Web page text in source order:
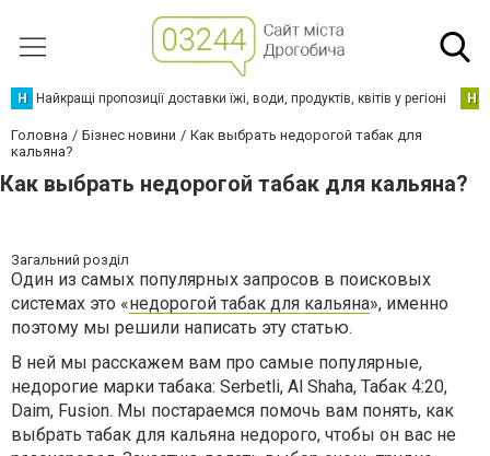
Н Найкращі пропозиції доставки їжі, води, продуктів, квітів у регіоні Н
Головна Бізнес новини
Как выбрать недорогой табак для
кальяна?
Как выбрать недорогой табак для кальяна?
Загальний розділ
Один из самых популярных запросов в поисковых
системах это «недорогой табак для кальяна», именно
поэтому мы решили написать эту статью.
В ней мы расскажем вам про самые популярные,
недорогие марки табака: Serbetli, Al Shaha, Табак 4:20,
Daim, Fusion. Мы постараемся помочь вам понять, как
выбрать табак для кальяна недорого, чтобы он вас не